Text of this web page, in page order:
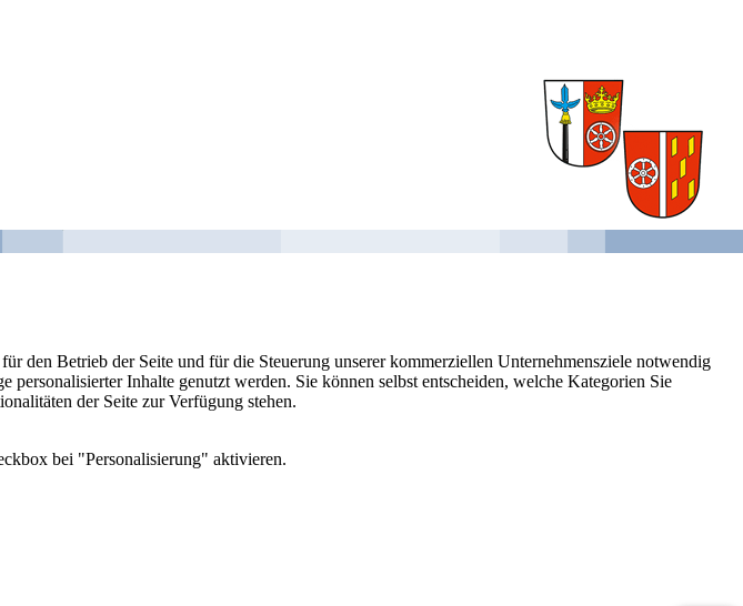
den Betrieb der Seite und für die Steuerung unserer kommerziellen Unternehmensziele notwendig
Inhalte genutzt werden. Sie können selbst entscheiden, welche Kategorien Sie
der Seite zur Verfügung stehen.
bei "Personalisierung" aktivieren.